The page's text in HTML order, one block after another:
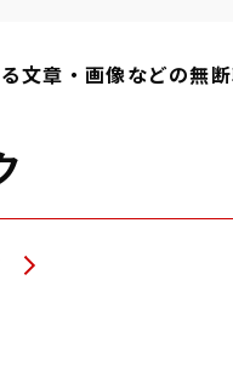
文章・画像などの無断